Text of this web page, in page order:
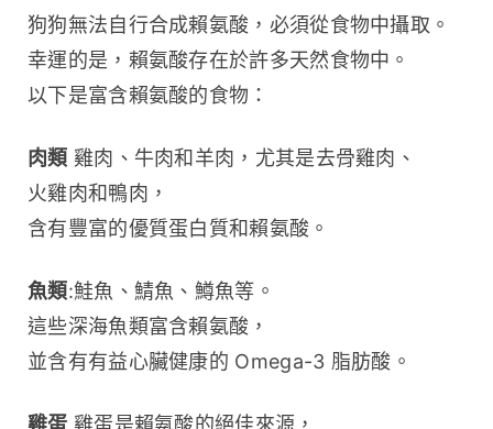
狗狗無法自行合成賴氨酸，必須從食物中攝取。
幸運的是，賴氨酸存在於許多天然食物中。
以下是富含賴氨酸的食物：
肉類 雞肉、牛肉和羊肉，尤其是去骨雞肉、
火雞肉和鴨肉，
含有豐富的優質蛋白質和賴氨酸。
魚類:鮭魚、鯖魚、鱒魚等。
這些深海魚類富含賴氨酸，
並含有有益心臟健康的 Omega-3 脂肪酸。
雞蛋 雞蛋是賴氨酸的絕佳來源，